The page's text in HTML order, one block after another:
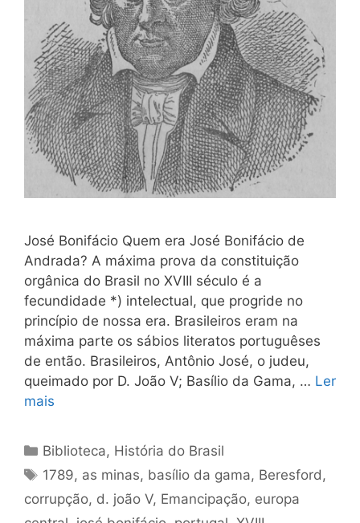
José Bonifácio Quem era José Bonifácio de
Andrada? A máxima prova da constituição
orgânica do Brasil no XVIII século é a
fecundidade *) intelectual, que progride no
princípio de nossa era. Brasileiros eram na
máxima parte os sábios literatos portuguêses
de então. Brasileiros, Antônio José, o judeu,
queima­do por D. João V; Basílio da Gama, … Ler
mais
Categorias
Biblioteca, História do Brasil
Tags
1789, as minas, basílio da gama, Beresford ,
corrupção, d. joão V, Emancipação, europa